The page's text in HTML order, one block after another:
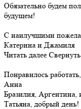
Обязательно будем
будущем!
С наилучшими
Катерина и Джамиля
Читать далее Свернуть
Понравилось
Анна
Бразилия, Аргентина,
Татьяна, добрый день!